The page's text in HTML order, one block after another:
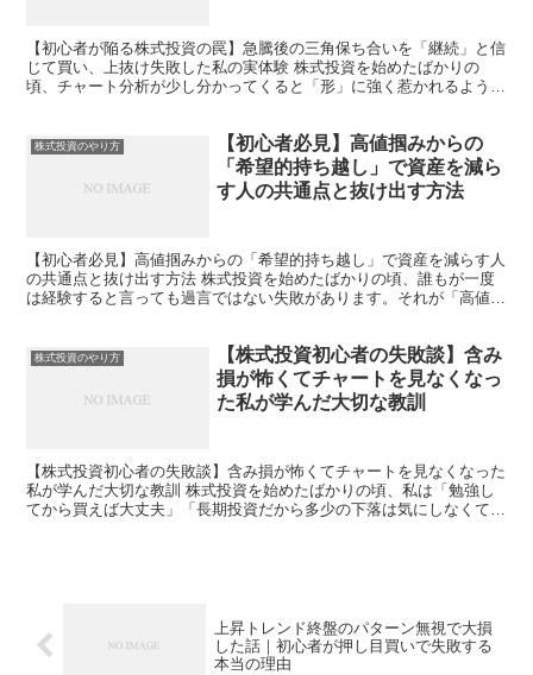
【初心者が陥る株式投資の罠】急騰後の三角保ち合いを「継続」と信
じて買い、上抜け失敗した私の実体験 株式投資を始めたばかりの
頃、チャート分析が少し分かってくると「形」に強く惹かれるように
株式投資のやり方
【初心者必見】高値掴みからの
「希望的持ち越し」で資産を減ら
す人の共通点と抜け出す方法
【初心者必見】高値掴みからの「希望的持ち越し」で資産を減らす人
の共通点と抜け出す方法 株式投資を始めたばかりの頃、誰もが一度
は経験すると言っても過言ではない失敗があります。それが「高値掴
株式投資のやり方
【株式投資初心者の失敗談】含み
損が怖くてチャートを見なくなっ
た私が学んだ大切な教訓
【株式投資初心者の失敗談】含み損が怖くてチャートを見なくなった
私が学んだ大切な教訓 株式投資を始めたばかりの頃、私は「勉強し
てから買えば大丈夫」「長期投資だから多少の下落は気にしなくてい
上昇トレンド終盤のパターン無視で大損
した話｜初心者が押し目買いで失敗する
本当の理由